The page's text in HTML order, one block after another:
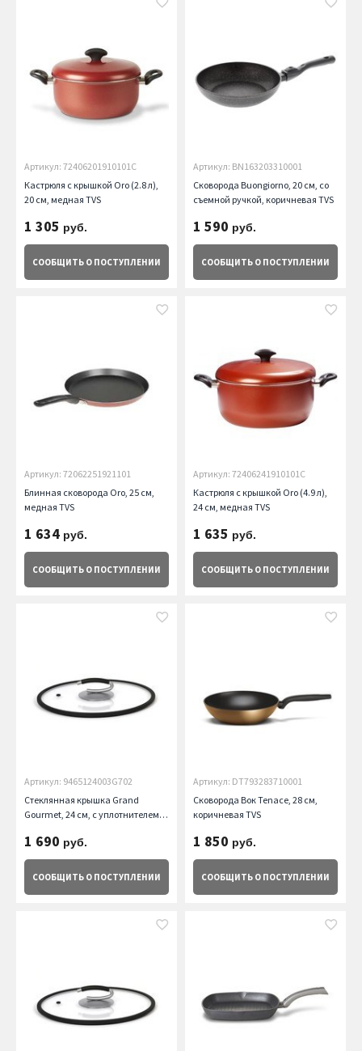
Артикул: 72406201910101С
Кастрюля с крышкой Oro (2.8 л),
20 см, медная TVS
1 305 руб.
СООБЩИТЬ О ПОСТУПЛЕНИИ
Артикул: BN163203310001
Сковорода Buongiorno, 20 см, со
съемной ручкой, коричневая TVS
1 590 руб.
СООБЩИТЬ О ПОСТУПЛЕНИИ
Артикул: 72062251921101
Блинная сковорода Oro, 25 см,
медная TVS
1 634 руб.
СООБЩИТЬ О ПОСТУПЛЕНИИ
Артикул: 72406241910101С
Кастрюля с крышкой Oro (4.9 л),
24 см, медная TVS
1 635 руб.
СООБЩИТЬ О ПОСТУПЛЕНИИ
Артикул: 9465124003G702
Стеклянная крышка Grand
Gourmet, 24 см, с уплотнителем
1 690 руб.
СООБЩИТЬ О ПОСТУПЛЕНИИ
Артикул: DT793283710001
Сковорода Вок Tenace, 28 см,
коричневая TVS
1 850 руб.
СООБЩИТЬ О ПОСТУПЛЕНИИ